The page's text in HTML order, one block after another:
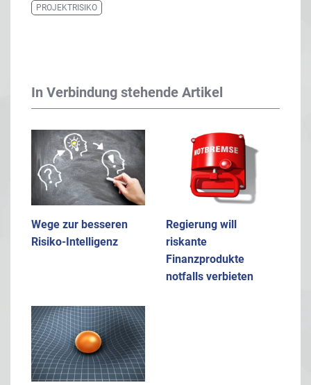
PROJEKTRISIKO
In Verbindung stehende Artikel
Wege zur besseren
Risiko-Intelligenz
Regierung will
riskante
Finanzprodukte
notfalls verbieten